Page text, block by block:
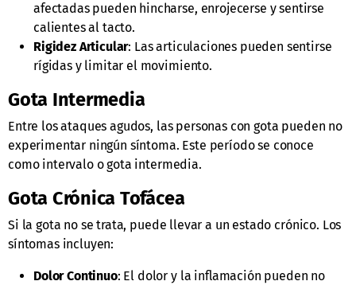
afectadas pueden hincharse, enrojecerse y sentirse
calientes al tacto.
Rigidez Articular: Las articulaciones pueden sentirse
rígidas y limitar el movimiento.
Gota Intermedia
Entre los ataques agudos, las personas con gota pueden no
experimentar ningún síntoma. Este período se conoce
como intervalo o gota intermedia.
Gota Crónica Tofácea
Si la gota no se trata, puede llevar a un estado crónico. Los
síntomas incluyen:
Dolor Continuo: El dolor y la inflamación pueden no